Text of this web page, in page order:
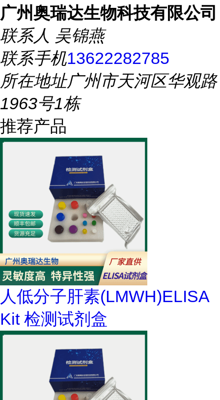
广州奥瑞达生物科技有限公司
联系人 吴锦燕
联系手机13622282785
所在地址广州市天河区华观路
1963号1栋
推荐产品
人低分子肝素(LMWH)ELISA
Kit 检测试剂盒